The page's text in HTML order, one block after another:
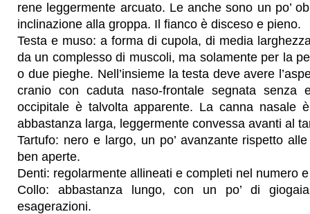
rene leggermente arcuato. Le anche sono un po’
inclinazione alla groppa. Il fianco è disceso e pieno.
Testa e muso: a forma di cupola, di media
da un complesso di muscoli, ma solamente per la
o due pieghe. Nell’insieme la testa deve avere
cranio con caduta naso-frontale segnata senza
occipitale è talvolta apparente. La canna nasale
abbastanza larga, leggermente convessa avanti al
Tartufo: nero e largo, un po’ avanzante rispetto
ben aperte.
Denti: regolarmente allineati e completi nel numero
Collo: abbastanza lungo, con un po’ di
esagerazioni.